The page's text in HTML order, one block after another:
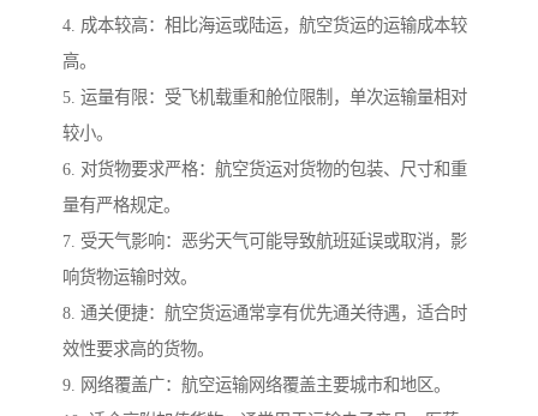
4. 成本较高：相比海运或陆运，航空货运的运输成本较
高。
5. 运量有限：受飞机载重和舱位限制，单次运输量相对
较小。
6. 对货物要求严格：航空货运对货物的包装、尺寸和重
量有严格规定。
7. 受天气影响：恶劣天气可能导致航班延误或取消，影
响货物运输时效。
8. 通关便捷：航空货运通常享有优先通关待遇，适合时
效性要求高的货物。
9. 网络覆盖广：航空运输网络覆盖主要城市和地区。